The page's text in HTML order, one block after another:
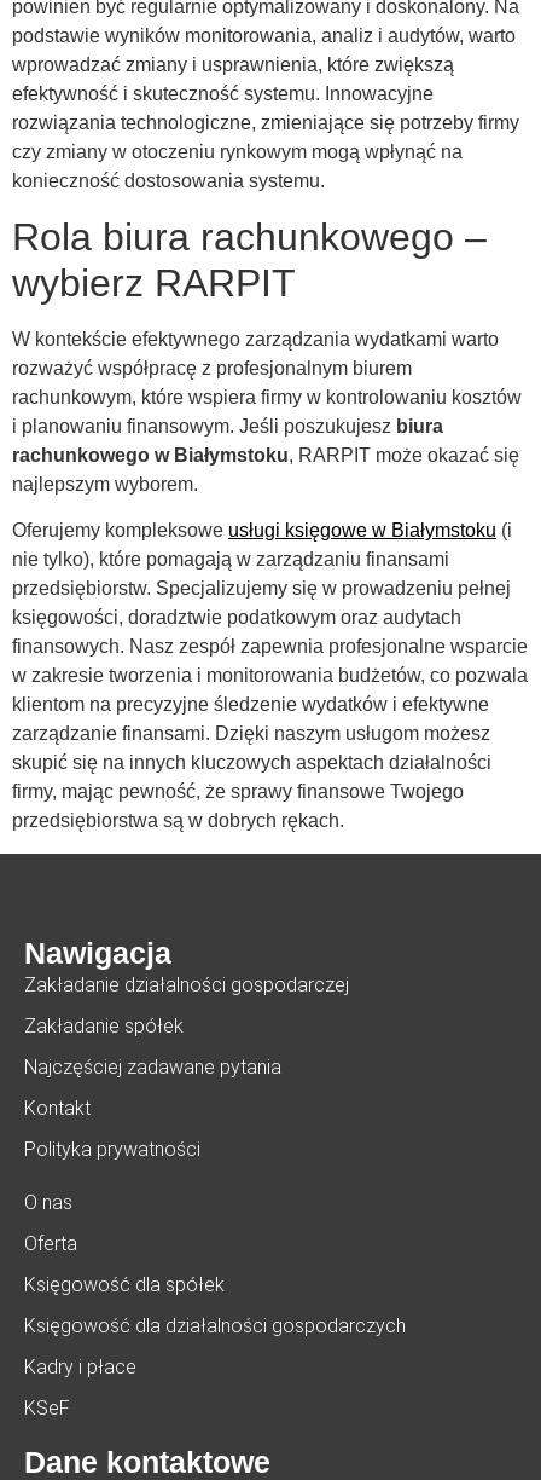
powinien być regularnie optymalizowany i doskonalony. Na
podstawie wyników monitorowania, analiz i audytów, warto
wprowadzać zmiany i usprawnienia, które zwiększą
efektywność i skuteczność systemu. Innowacyjne
rozwiązania technologiczne, zmieniające się potrzeby firmy
czy zmiany w otoczeniu rynkowym mogą wpłynąć na
konieczność dostosowania systemu.
Rola biura rachunkowego –
wybierz RARPIT
W kontekście efektywnego zarządzania wydatkami warto
rozważyć współpracę z profesjonalnym biurem
rachunkowym, które wspiera firmy w kontrolowaniu kosztów
i planowaniu finansowym. Jeśli poszukujesz biura
rachunkowego w Białymstoku, RARPIT może okazać się
najlepszym wyborem.
Oferujemy kompleksowe usługi księgowe w Białymstoku (i
nie tylko), które pomagają w zarządzaniu finansami
przedsiębiorstw. Specjalizujemy się w prowadzeniu pełnej
księgowości, doradztwie podatkowym oraz audytach
finansowych. Nasz zespół zapewnia profesjonalne wsparcie
w zakresie tworzenia i monitorowania budżetów, co pozwala
klientom na precyzyjne śledzenie wydatków i efektywne
zarządzanie finansami. Dzięki naszym usługom możesz
skupić się na innych kluczowych aspektach działalności
firmy, mając pewność, że sprawy finansowe Twojego
przedsiębiorstwa są w dobrych rękach.
Dane kontaktowe
O nas
Oferta
Księgowość dla spółek
Księgowość dla działalności gospodarczych
Kadry i płace
KSeF
Nawigacja
Zakładanie działalności gospodarczej
Zakładanie spółek
Najczęściej zadawane pytania
Kontakt
Polityka prywatności